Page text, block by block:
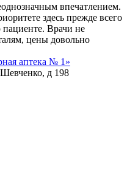
впечатлением.
здесь прежде всего
пациенте. Врачи не
цены довольно
аптека № 1 »
д 198